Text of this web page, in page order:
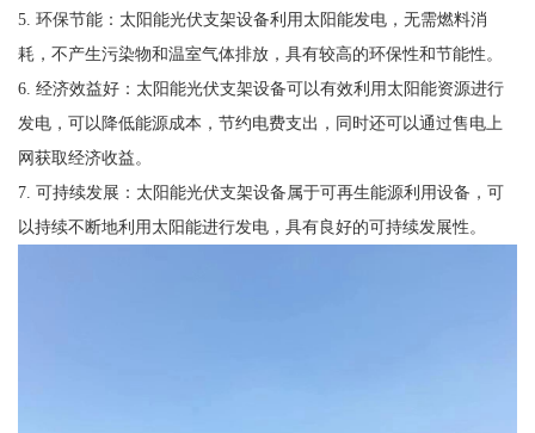
5. 环保节能：太阳能光伏支架设备利用太阳能发电，无需燃料消
耗，不产生污染物和温室气体排放，具有较高的环保性和节能性。
6. 经济效益好：太阳能光伏支架设备可以有效利用太阳能资源进行
发电，可以降低能源成本，节约电费支出，同时还可以通过售电上
网获取经济收益。
7. 可持续发展：太阳能光伏支架设备属于可再生能源利用设备，可
以持续不断地利用太阳能进行发电，具有良好的可持续发展性。